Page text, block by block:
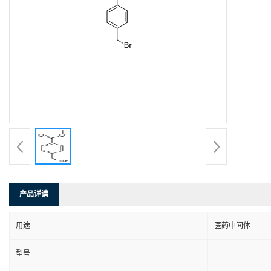
产品详请
用途 医药中间体
型号